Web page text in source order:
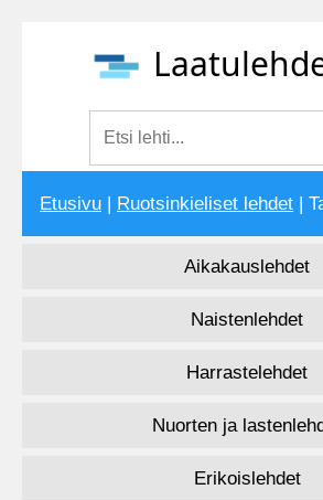
Etusivu Ruotsinkieliset lehdet |
Aikakauslehdet
Naistenlehdet
Harrastelehdet
Nuorten ja
Erikoislehdet